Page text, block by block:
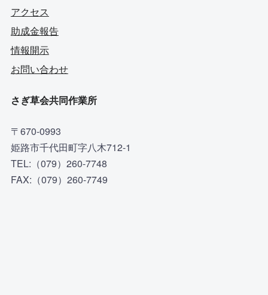
アクセス
助成金報告
情報開示
お問い合わせ
さぎ草会共同作業所
〒670-0993
姫路市千代田町字八木712-1
TEL:（079）260-7748
FAX:（079）260-7749